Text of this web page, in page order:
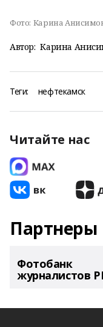
Фото: Карина
Автор: Карина
Теги: нефтекамск
Читайте нас
Партнеры
Фотобанк
журналистов